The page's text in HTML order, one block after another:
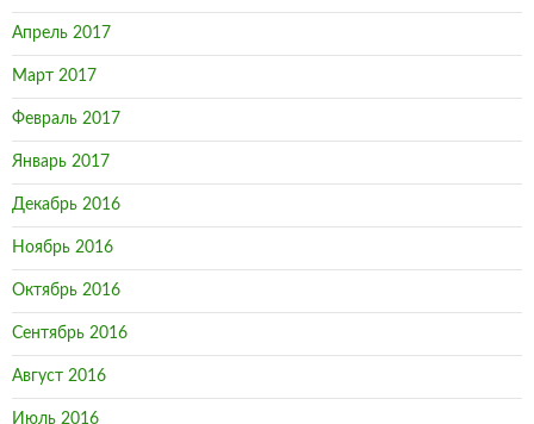
Апрель 2017
Март 2017
Февраль 2017
Январь 2017
Декабрь 2016
Ноябрь 2016
Октябрь 2016
Сентябрь 2016
Август 2016
Июль 2016